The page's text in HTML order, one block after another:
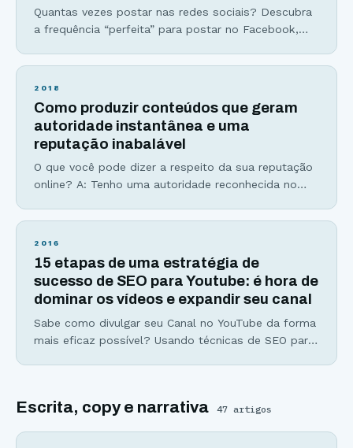
Quantas vezes postar nas redes sociais? Descubra
a frequência “perfeita” para postar no Facebook,
aquela comida que você adora? Então, imagina ter
hora você vai enjoar. Não ficou convencido? Acha
impossível enjoar
2018
Como produzir conteúdos que geram
autoridade instantânea e uma
reputação inabalável
O que você pode dizer a respeito da sua reputação
online? A: Tenho uma autoridade reconhecida no
ou o que faço C: Minha imagem na internet não é
2016
15 etapas de uma estratégia de
sucesso de SEO para Youtube: é hora de
dominar os vídeos e expandir seu canal
Sabe como divulgar seu Canal no YouTube da forma
mais eficaz possível? Usando técnicas de SEO para
boa edição, sinto dizer, mas só isso não é
Escrita, copy e narrativa 47 artigos